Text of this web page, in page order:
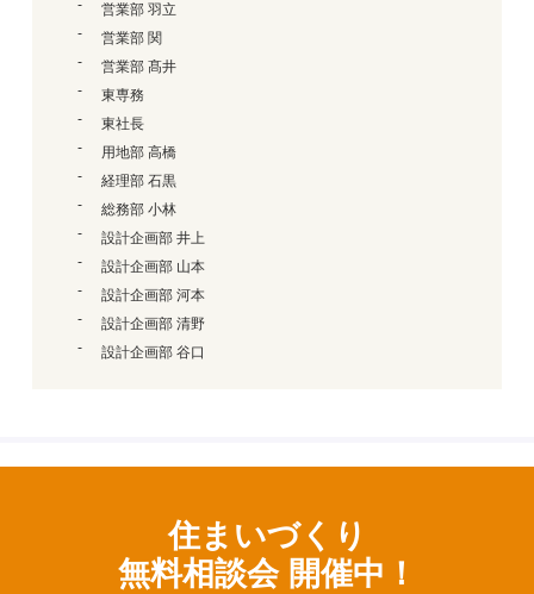
営業部 羽立
営業部 関
営業部 髙井
東専務
東社長
用地部 高橋
経理部 石黒
総務部 小林
設計企画部 井上
設計企画部 山本
設計企画部 河本
設計企画部 清野
設計企画部 谷口
住まいづくり
無料相談会 開催中！